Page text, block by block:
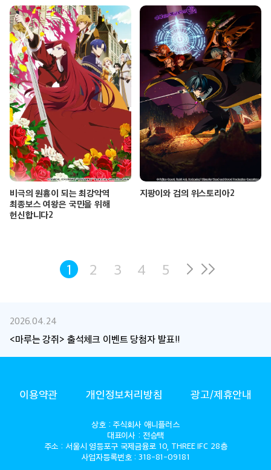
비극의 원흉이 되는 최강악역
최종보스 여왕은 국민을 위해
헌신합니다2
지팡이와 검의 위스토리아2
1 2 3 4 5
2026.04.24
<마루는 강쥐> 출석체크 이벤트 당첨자 발표!!
ANIMAX이용약관 개인정보처리방침 광고/제휴안내
상호 : 주식회사 애니플러스
대표이사 : 전승택
주소 : 서울시 영등포구 국제금융로 10, THREE IFC 28층
사업자등록번호 : 318-81-09181